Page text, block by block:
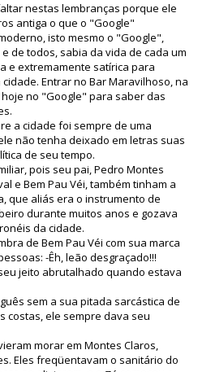
nestas lembranças porque ele
antiga o que o "Google"
isto mesmo o "Google",
de todos, sabia da vida de cada um
e extremamente satírica para
Entrar no Bar Maravilhoso, na
no "Google" para saber das
a cidade foi sempre de uma
não tenha deixado em letras suas
de seu tempo.
pois seu pai, Pedro Montes
e Bem Pau Véi, também tinham a
que aliás era o instrumento de
durante muitos anos e gozava
da cidade.
de Bem Pau Véi com sua marca
-Êh, leão desgraçado!!!
jeito abrutalhado quando estava
sem a sua pitada sarcástica de
costas, ele sempre dava seu
morar em Montes Claros,
Eles freqüentavam o sanitário do